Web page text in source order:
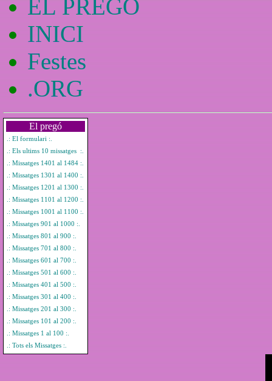
EL PREGO
INICI
Festes
.ORG
El pregó
.: El formulari :.
.: Els ultims 10 missatges :.
.: Missatges 1401 al 1484 :.
.: Missatges 1301 al 1400 :.
.: Missatges 1201 al 1300 :.
.: Missatges 1101 al 1200 :.
.: Missatges 1001 al 1100 :.
.: Missatges 901 al 1000 :.
.: Missatges 801 al 900 :.
.: Missatges 701 al 800 :.
.: Missatges 601 al 700 :.
.: Missatges 501 al 600 :.
.: Missatges 401 al 500 :.
.: Missatges 301 al 400 :.
.: Missatges 201 al 300 :.
.: Missatges 101 al 200 :.
.: Missatges 1 al 100 :.
.: Tots els Missatges :.